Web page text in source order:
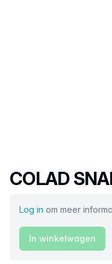
COLAD
Log in om meer
In winkelwagen